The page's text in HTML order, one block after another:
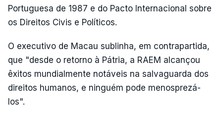
Portuguesa de 1987 e do Pacto Internacional sobre
os Direitos Civis e Políticos.
O executivo de Macau sublinha, em contrapartida,
que "desde o retorno à Pátria, a RAEM alcançou
êxitos mundialmente notáveis na salvaguarda dos
direitos humanos, e ninguém pode menosprezá-
los".